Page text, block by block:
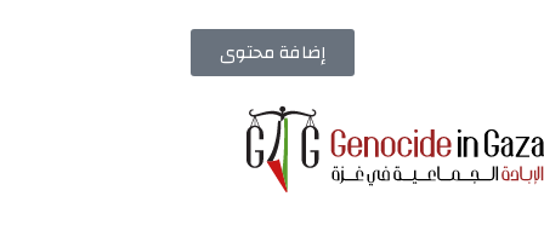
إضافة محتوى